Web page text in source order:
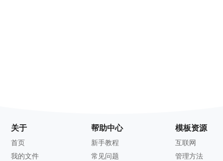
关于
首页
我的文件
帮助中心
新手教程
常见问题
模板资源
互联网
管理方法